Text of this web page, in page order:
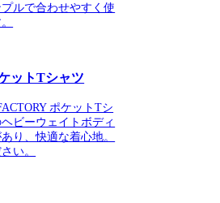
ルで合わせやすく使
ットTシャツ
ポケットTシ
ビーウェイトボディ
り、快適な着心地。
い。